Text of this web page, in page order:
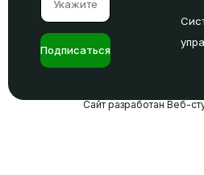
Подписаться
Сайт разработан Веб-